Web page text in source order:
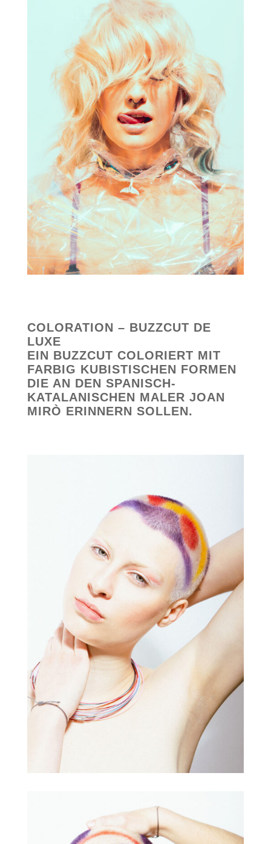
COLORATION – BUZZCUT DE
LUXE
EIN BUZZCUT COLORIERT MIT
FARBIG KUBISTISCHEN FORMEN
DIE AN DEN SPANISCH-
KATALANISCHEN MALER JOAN
MIRÒ ERINNERN SOLLEN.